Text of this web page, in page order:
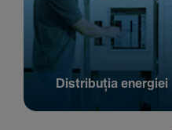
Distribuția energiei